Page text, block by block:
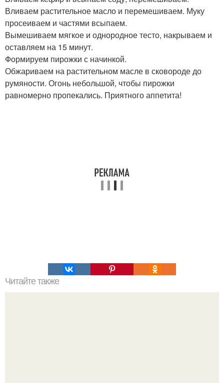
Вливаем растительное масло и перемешиваем. Муку
просеиваем и частями всыпаем.
Вымешиваем мягкое и однородное тесто, накрываем и
оставляем на 15 минут.
Формируем пирожки с начинкой.
Обжариваем на растительном масле в сковороде до
румяности. Огонь небольшой, чтобы пирожки
равномерно пропекались. Приятного аппетита!
Читайте также